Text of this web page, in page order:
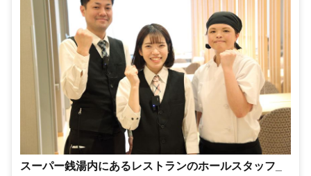
スーパー銭湯内にあるレストランのホールスタッフ_